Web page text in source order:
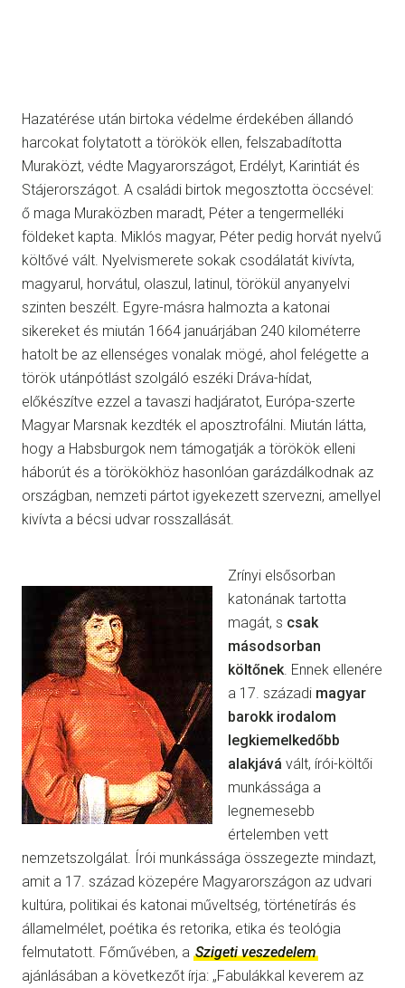
Hazatérése után birtoka védelme érdekében állandó
harcokat folytatott a törökök ellen, felszabadította
Muraközt, védte Magyarországot, Erdélyt, Karintiát és
Stájerországot. A családi birtok megosztotta öccsével:
ő maga Muraközben maradt, Péter a tengermelléki
földeket kapta. Miklós magyar, Péter pedig horvát nyelvű
költővé vált. Nyelvismerete sokak csodálatát kivívta,
magyarul, horvátul, olaszul, latinul, törökül anyanyelvi
szinten beszélt. Egyre-másra halmozta a katonai
sikereket és miután 1664 januárjában 240 kilométerre
hatolt be az ellenséges vonalak mögé, ahol felégette a
török utánpótlást szolgáló eszéki Dráva-hídat,
előkészítve ezzel a tavaszi hadjáratot, Európa-szerte
Magyar Marsnak kezdték el aposztrofálni. Miután látta,
hogy a Habsburgok nem támogatják a törökök elleni
háborút és a törökökhöz hasonlóan garázdálkodnak az
országban, nemzeti pártot igyekezett szervezni, amellyel
kivívta a bécsi udvar rosszallását.
Zrínyi elsősorban
katonának tartotta
magát, s csak
másodsorban
költőnek. Ennek ellenére
a 17. századi magyar
barokk irodalom
legkiemelkedőbb
alakjává vált, írói-költői
munkássága a
legnemesebb
értelemben vett
nemzetszolgálat. Írói munkássága összegezte mindazt,
amit a 17. század közepére Magyarországon az udvari
kultúra, politikai és katonai műveltség, történetírás és
államelmélet, poétika és retorika, etika és teológia
felmutatott. Főművében, a Szigeti veszedelem
ajánlásában a következőt írja: „Fabulákkal keverem az